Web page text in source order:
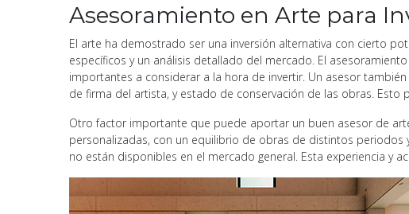
Asesoramiento en Arte para
El arte ha demostrado ser una inversión alternativa con cierto
específicos y un análisis detallado del mercado. El
importantes a considerar a la hora de invertir. Un asesor
de firma del artista, y estado de conservación de las obras.
Otro factor importante que puede aportar un buen asesor de
personalizadas, con un equilibrio de obras de distintos
no están disponibles en el mercado general. Esta experiencia